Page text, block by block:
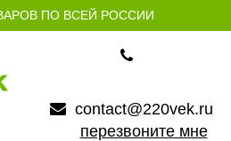
ПО ВСЕЙ РОССИИ
contact@220vek.ru
перезвоните мне